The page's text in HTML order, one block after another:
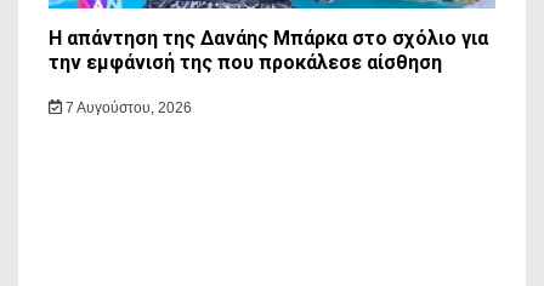
Η απάντηση της Δανάης Μπάρκα στο σχόλιο για
την εμφάνισή της που προκάλεσε αίσθηση
7 Αυγούστου, 2026